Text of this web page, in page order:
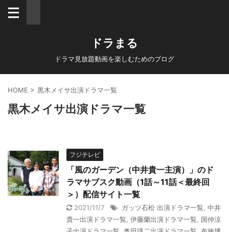
ドラまる
ドラマ見放題動画を楽しむためのブログ
HOME > 黒木メイサ出演ドラマ一覧
黒木メイサ出演ドラマ一覧
フジテレビ
「風のガーデン（中井貴一主演）」のド
ラマサブスク動画（1話～11話＜最終回
＞）配信サイト一覧
2021/11/7 ガッツ石松 出演ドラマ一覧 中井
貴一出演ドラマ一覧 伊藤蘭出演ドラマ一覧
国仲涼